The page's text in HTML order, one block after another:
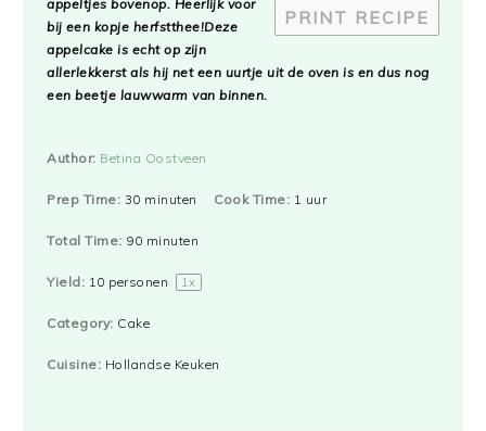
PRINT RECIPE
appeltjes bovenop. Heerlijk voor
bij een kopje herfstthee!Deze
appelcake is echt op zijn
allerlekkerst als hij net een uurtje uit de oven is en dus nog
een beetje lauwwarm van binnen.
Author: Betina Oostveen
Prep Time: 30 minuten Cook Time: 1 uur
Total Time: 90 minuten
Yield: 10 personen 1x
Category: Cake
Cuisine: Hollandse Keuken